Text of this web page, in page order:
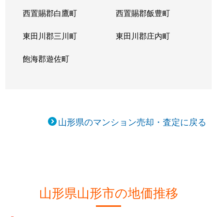
西置賜郡白鷹町 西置賜郡飯豊町
東田川郡三川町 東田川郡庄内町
飽海郡遊佐町
山形県のマンション売却・査定に戻る
山形県山形市の地価推移